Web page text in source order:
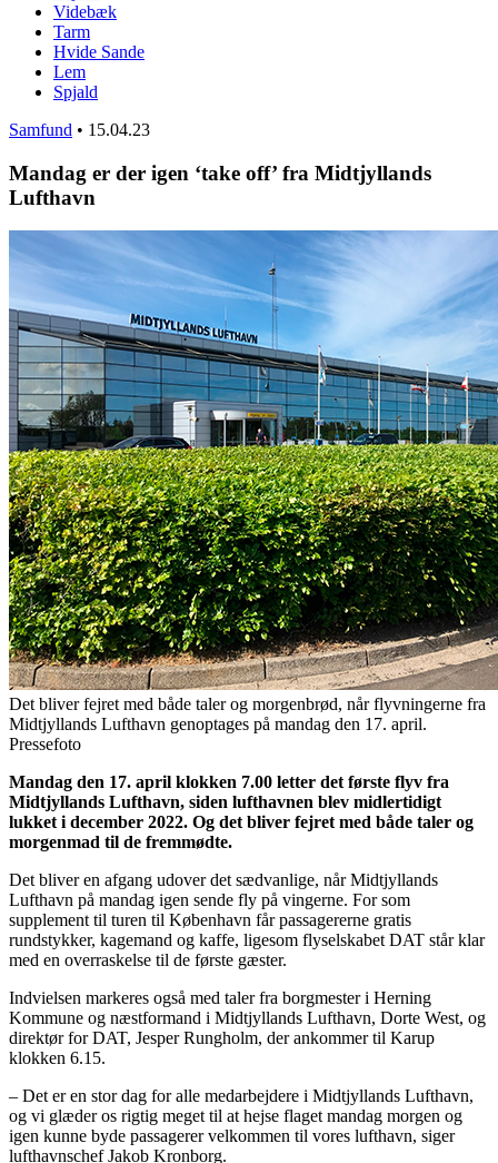
Videbæk
Tarm
Hvide Sande
Lem
Spjald
Samfund • 15.04.23
Mandag er der igen ‘take off’ fra Midtjyllands
Lufthavn
Det bliver fejret med både taler og morgenbrød, når flyvningerne fra
Midtjyllands Lufthavn genoptages på mandag den 17. april.
Pressefoto
Mandag den 17. april klokken 7.00 letter det første flyv fra
Midtjyllands Lufthavn, siden lufthavnen blev midlertidigt
lukket i december 2022. Og det bliver fejret med både taler og
morgenmad til de fremmødte.
Det bliver en afgang udover det sædvanlige, når Midtjyllands
Lufthavn på mandag igen sende fly på vingerne. For som
supplement til turen til København får passagererne gratis
rundstykker, kagemand og kaffe, ligesom flyselskabet DAT står klar
med en overraskelse til de første gæster.
Indvielsen markeres også med taler fra borgmester i Herning
Kommune og næstformand i Midtjyllands Lufthavn, Dorte West, og
direktør for DAT, Jesper Rungholm, der ankommer til Karup
klokken 6.15.
– Det er en stor dag for alle medarbejdere i Midtjyllands Lufthavn,
og vi glæder os rigtig meget til at hejse flaget mandag morgen og
igen kunne byde passagerer velkommen til vores lufthavn, siger
lufthavnschef Jakob Kronborg.